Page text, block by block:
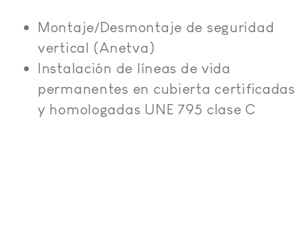
Montaje/Desmontaje de seguridad
vertical (Anetva)
Instalación de líneas de vida
permanentes en cubierta certificadas
y homologadas UNE 795 clase C